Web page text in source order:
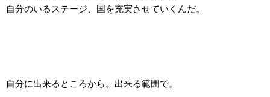
自分のいるステージ、国を充実させていくんだ。
自分に出来るところから。出来る範囲で。